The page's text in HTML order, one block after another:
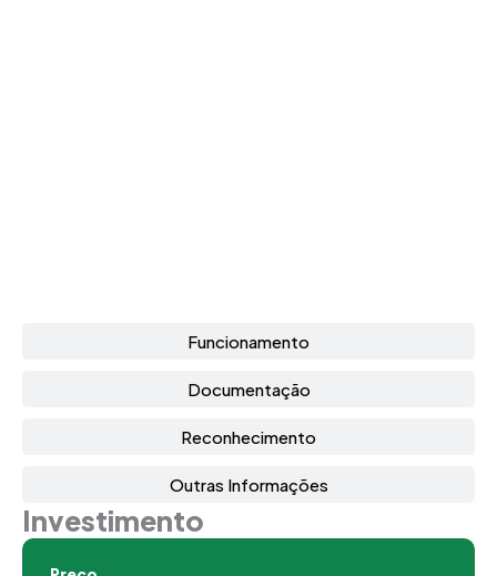
Funcionamento
Documentação
Reconhecimento
Outras Informações
Investimento